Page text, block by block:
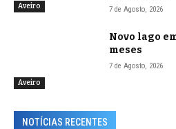
Aveiro 7 de Agosto, 2026
Aveiro
Novo lago
meses
7 de Agosto, 2026
NOTÍCIAS RECENTES